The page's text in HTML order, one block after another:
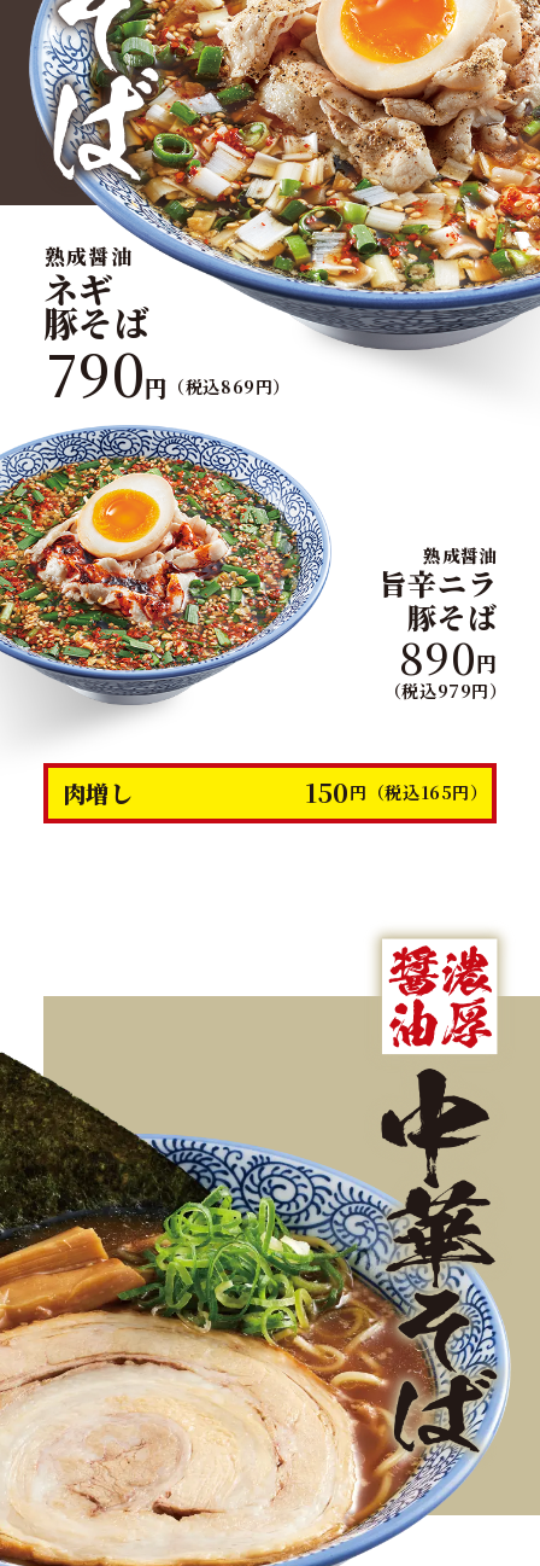
熟成醤油
ネギ
豚そば
790円 （税込869円）
熟成醤油
旨辛ニラ
豚そば
890円
（税込979円）
肉増し 150円（税込165円）